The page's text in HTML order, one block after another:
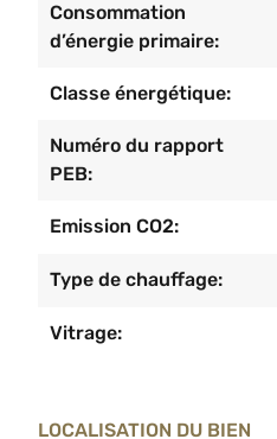
Consommation
d’énergie primaire:
Classe énergétique:
Numéro du rapport
PEB:
Emission CO2:
Type de chauffage:
Vitrage:
LOCALISATION DU BIEN